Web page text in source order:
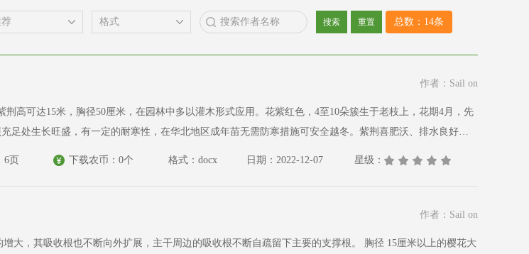
搜索 重置 总数：14条
作者：Sail on
6页 下载农币：0个 格式：docx 日期：2022-12-07 星级：
作者：Sail on
也不断向外扩展，主干周边的吸收根不断自疏留下主要的支撑根。 胸径 15厘米以上的樱花大